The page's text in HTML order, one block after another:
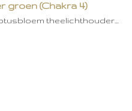
groen (Chakra 4)
theelichthouder…